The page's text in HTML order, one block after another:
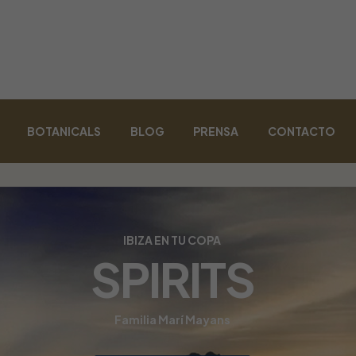
BOTANICALS BLOG PRENSA CONTACTO
IBIZA EN TU COPA
SPIRITS
Familia Marí Mayans